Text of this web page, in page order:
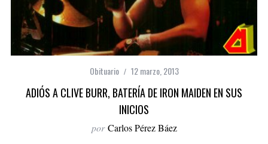
Obituario 12 marzo, 2013
ADIÓS A CLIVE BURR, BATERÍA DE IRON MAIDEN EN SUS
INICIOS
por Carlos Pérez Báez